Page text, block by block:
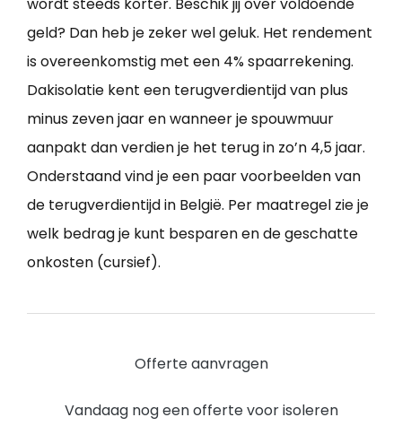
geld? Dan heb je zeker wel geluk. Het rendement
is overeenkomstig met een 4% spaarrekening.
Dakisolatie kent een terugverdientijd van plus
minus zeven jaar en wanneer je spouwmuur
aanpakt dan verdien je het terug in zo’n 4,5 jaar.
Onderstaand vind je een paar voorbeelden van
de terugverdientijd in België. Per maatregel zie je
welk bedrag je kunt besparen en de geschatte
onkosten (cursief).
Offerte aanvragen
Vandaag nog een offerte voor isoleren